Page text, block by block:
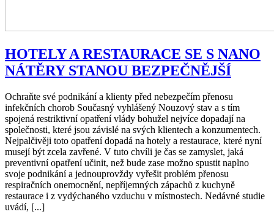
HOTELY A RESTAURACE SE S NANO
NÁTĚRY STANOU BEZPEČNĚJŠÍ
Ochraňte své podnikání a klienty před nebezpečím přenosu
infekčních chorob Současný vyhlášený Nouzový stav a s tím
spojená restriktivní opatření vlády bohužel nejvíce dopadají na
společnosti, které jsou závislé na svých klientech a konzumentech.
Nejpalčivěji toto opatření dopadá na hotely a restaurace, které nyní
musejí být zcela zavřené. V tuto chvíli je čas se zamyslet, jaká
preventivní opatření učinit, než bude zase možno spustit naplno
svoje podnikání a jednouprovždy vyřešit problém přenosu
respiračních onemocnění, nepříjemných zápachů z kuchyně
restaurace i z vydýchaného vzduchu v místnostech. Nedávné studie
uvádí, [...]